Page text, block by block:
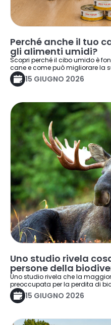
Perché anche il tuo
gli alimenti umidi?
Scopri perché il cibo umido è
cane e come può migliorare la
15 GIUGNO 2026
Uno studio rivela
persone della
Uno studio rivela che la
preoccupata per la perdita di
15 GIUGNO 2026